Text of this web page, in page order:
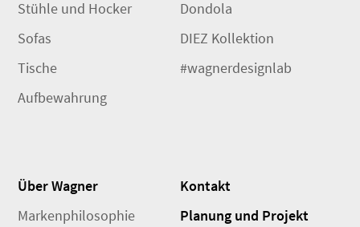
Stühle und Hocker
Sofas
Tische
Aufbewahrung
Dondola
DIEZ Kollektion
#wagnerdesignlab
Über Wagner
Markenphilosophie
Kontakt
Planung und Projekt